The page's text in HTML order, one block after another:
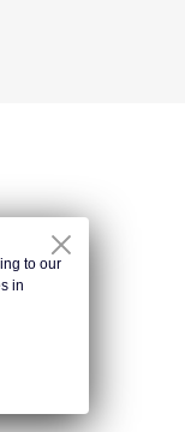
to our
in